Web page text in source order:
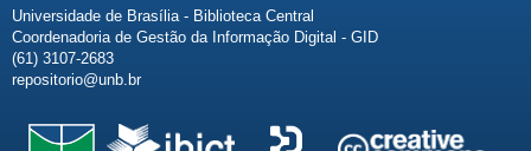
Universidade de Brasília - Biblioteca Central
Coordenadoria de Gestão da Informação Digital - GID
(61) 3107-2683
repositorio@unb.br